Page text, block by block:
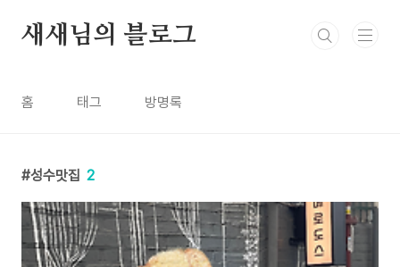
새새님의 블로그
홈 태그 방명록
성수맛집 2